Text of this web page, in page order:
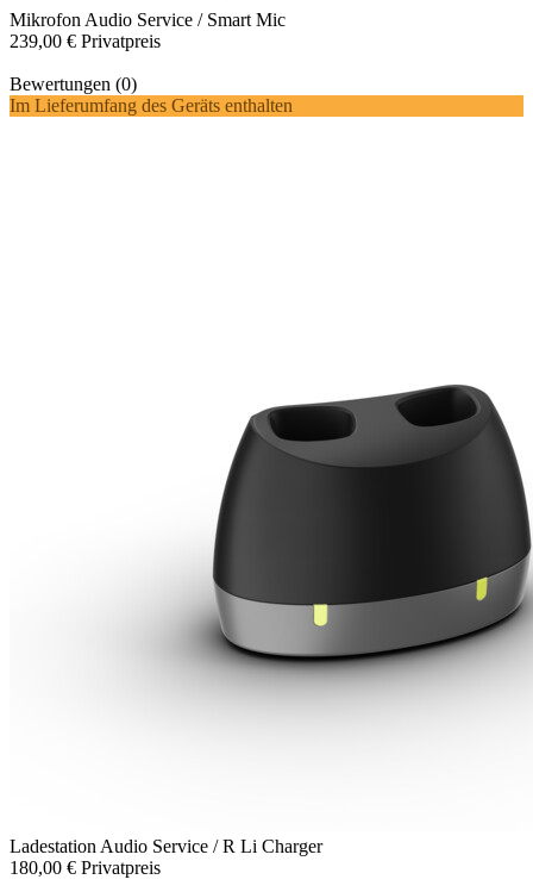
Mikrofon Audio Service / Smart Mic
239,00 € Privatpreis
Bewertungen (0)
Im Lieferumfang des Geräts enthalten
Ladestation Audio Service / R Li Charger
180,00 € Privatpreis